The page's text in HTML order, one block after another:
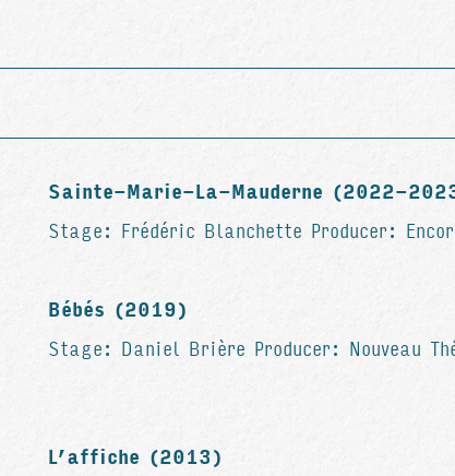
Sainte-Marie-La-Mauderne (2022-
Stage: Frédéric Blanchette Producer:
Bébés (2019)
Stage: Daniel Brière Producer: Nouveau
L’affiche (2013)